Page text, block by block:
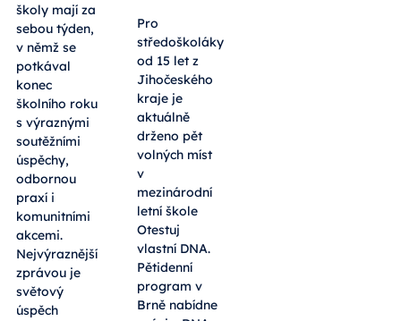
školy mají za
sebou týden,
v němž se
potkával
konec
školního roku
s výraznými
soutěžními
úspěchy,
odbornou
praxí i
komunitními
akcemi.
Nejvýraznější
zprávou je
světový
úspěch
Pro
středoškoláky
od 15 let z
Jihočeského
kraje je
aktuálně
drženo pět
volných míst
v
mezinárodní
letní škole
Otestuj
vlastní DNA.
Pětidenní
program v
Brně nabídne